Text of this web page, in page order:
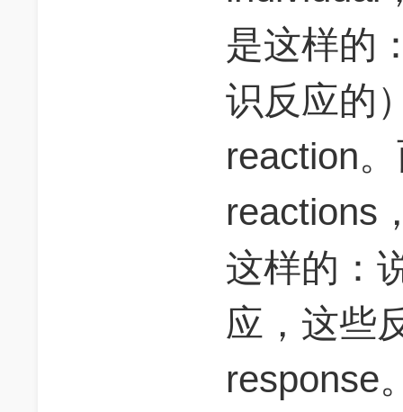
是这样的
识反应的
reaction
reactions
这样的：
应，这些
response